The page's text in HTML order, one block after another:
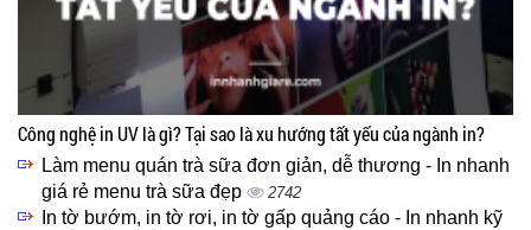
Công nghệ in UV là gì? Tại sao là xu hướng tất yếu của ngành in?
Làm menu quán trà sữa đơn giản, dễ thương - In nhanh
giá rẻ menu trà sữa đẹp
2742
In tờ bướm, in tờ rơi, in tờ gấp quảng cáo - In nhanh kỹ